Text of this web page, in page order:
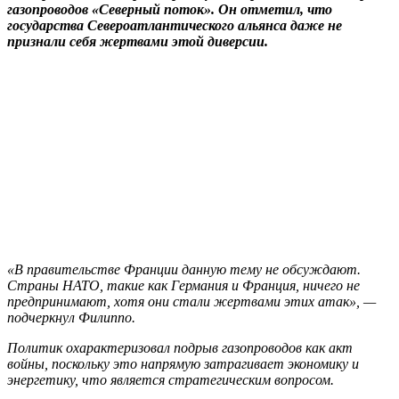
газопроводов «Северный поток». Он отметил, что
государства Североатлантического альянса даже не
признали себя жертвами этой диверсии.
«В правительстве Франции данную тему не обсуждают.
Страны НАТО, такие как Германия и Франция, ничего не
предпринимают, хотя они стали жертвами этих атак», —
подчеркнул Филиппо.
Политик охарактеризовал подрыв газопроводов как акт
войны, поскольку это напрямую затрагивает экономику и
энергетику, что является стратегическим вопросом.